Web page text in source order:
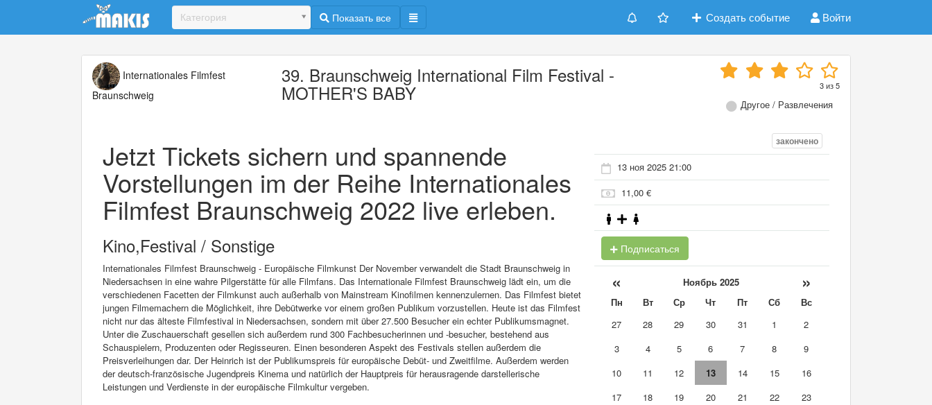
Update cookies preferences
Категория Показать все Создать событие Войти
Internationales Filmfest
Braunschweig
39. Braunschweig International Film Festival -
MOTHER'S BABY 3из5
Другое / Развлечения
Jetzt Tickets sichern und spannende
Vorstellungen im der Reihe Internationales
Filmfest Braunschweig 2022 live erleben.
Kino,Festival / Sonstige
Internationales Filmfest Braunschweig - Europäische Filmkunst Der November verwandelt die Stadt Braunschweig in
Niedersachsen in eine wahre Pilgerstätte für alle Filmfans. Das Internationale Filmfest Braunschweig lädt ein, um die
verschiedenen Facetten der Filmkunst auch außerhalb von Mainstream Kinofilmen kennenzulernen. Das Filmfest bietet
jungen Filmemachern die Möglichkeit, ihre Debütwerke vor einem großen Publikum vorzustellen. Heute ist das Filmfest
nicht nur das älteste Filmfestival in Niedersachsen, sondern mit über 27.500 Besucher ein echter Publikumsmagnet.
Unter die Zuschauerschaft gesellen sich außerdem rund 300 Fachbesucherinnen und -besucher, bestehend aus
Schauspielern, Produzenten oder Regisseuren. Einen besonderen Aspekt des Festivals stellen außerdem die
Preisverleihungen dar. Der Heinrich ist der Publikumspreis für europäische Debüt- und Zweitfilme. Außerdem werden
der deutsch-französische Jugendpreis Kinema und natürlich der Hauptpreis für herausragende darstellerische
Leistungen und Verdienste in der europäische Filmkultur vergeben.
закончено
13 ноя 2025 21:00
11,00 €
Подписаться
« Ноябрь 2025 »
Пн Вт Ср Чт Пт Сб
Вс
27
28 29 30 31 1
2
3
4 5 6 7 8
9
10
11 12 13 14 15
16
17
18 19 20 21 22
23